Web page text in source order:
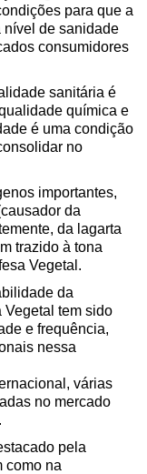
para que a
nível de sanidade
consumidores
sanitária é
química e
é uma condição
no
importantes,
da
da lagarta
trazido à tona
Vegetal.
da
Vegetal tem sido
e frequência,
nessa
várias
no mercado
pela
como na